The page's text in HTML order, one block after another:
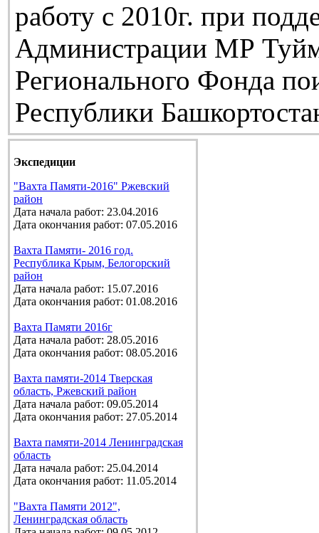
работу с 2010г. при
Администрации МР
Регионального Фонда
Республики
Экспедиции
"Вахта Памяти-2016" Ржевский
район
Дата начала работ: 23.04.2016
Дата окончания работ: 07.05.2016
Вахта Памяти- 2016 год.
Республика Крым, Белогорский
район
Дата начала работ: 15.07.2016
Дата окончания работ: 01.08.2016
Вахта Памяти 2016г
Дата начала работ: 28.05.2016
Дата окончания работ: 08.05.2016
Вахта памяти-2014 Тверская
область, Ржевский район
Дата начала работ: 09.05.2014
Дата окончания работ: 27.05.2014
Вахта памяти-2014 Ленинградская
область
Дата начала работ: 25.04.2014
Дата окончания работ: 11.05.2014
"Вахта Памяти 2012",
Ленинградская область